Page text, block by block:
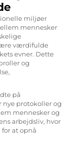
miljøer
mennesker
værdifulde
evner. Dette
og
på
nye protokoller og
mennesker og
arbejdsliv, hvor
at opnå